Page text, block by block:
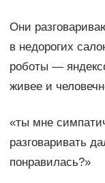
Они
в недорогих
роботы —
живее и
«ты мне
разговаривать
понравилась?»